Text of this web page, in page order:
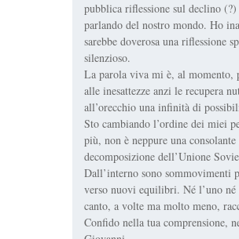
pubblica riflessione sul declino
parlando del nostro mondo. Ho
sarebbe doverosa una riflessione
silenzioso.
La parola viva mi è, al momento,
alle inesattezze anzi le recupera
all’orecchio una infinità di
Sto cambiando l’ordine dei miei
più, non è neppure una
decomposizione dell’Unione
Dall’interno sono sommovimenti
verso nuovi equilibri. Né l’uno
canto, a volte ma molto meno,
Confido nella tua comprensione,